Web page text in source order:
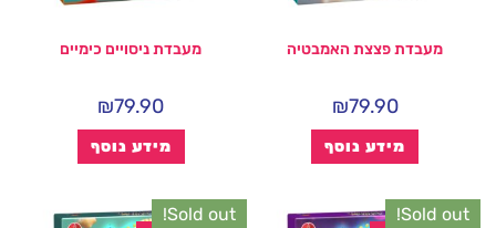
מעבדת פצצת האמבטיה
₪79.90
מידע נוסף
מעבדת ניסויים כימיים
₪79.90
מידע נוסף
Sold out!
Sold out!